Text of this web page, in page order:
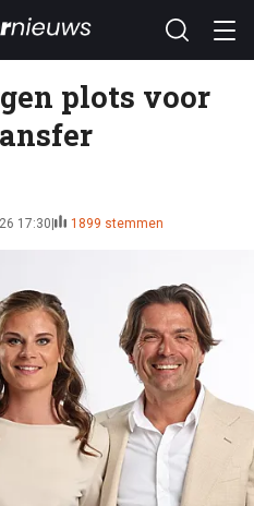
plots voor
17:30 1899 stemmen